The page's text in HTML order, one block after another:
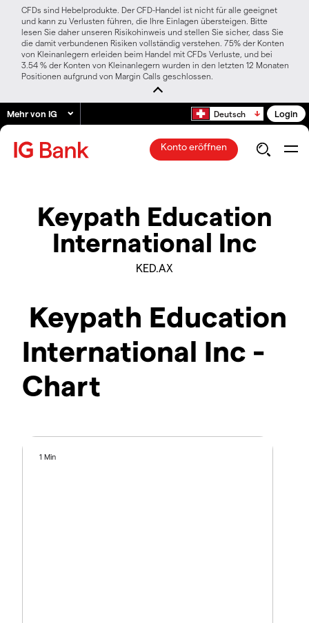
CFDs sind Hebelprodukte. Der CFD-Handel ist nicht für alle geeignet
und kann zu Verlusten führen, die Ihre Einlagen übersteigen. Bitte
lesen Sie daher unseren Risikohinweis und stellen Sie sicher, dass Sie
die damit verbundenen Risiken vollständig verstehen. 75% der Konten
von Kleinanlegern erleiden beim Handel mit CFDs Verluste, und bei
3.54 % der Konten von Kleinanlegern wurden in den letzten 12 Monaten
Positionen aufgrund von Margin Calls geschlossen.
Mehr von IG Deutsch Login
Konto eröffnen
Keypath Education
International Inc
KED.AX
Keypath Education
International Inc -
Chart
1 Min